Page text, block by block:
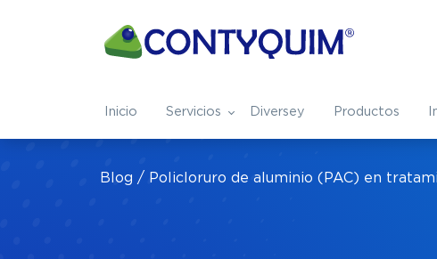
Inicio
Servicios
Tratamiento Integral de Aguas
Diversey Productos
Blog Policloruro de aluminio (PAC) en